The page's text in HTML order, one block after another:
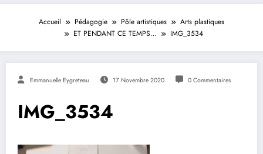
Accueil Pédagogie Pôle artistiques
Arts plastiques
ET PENDANT CE TEMPS…
IMG_3534
Emmanuelle Eygreteau 17 Novembre 2020 0 Commentaires
IMG_3534